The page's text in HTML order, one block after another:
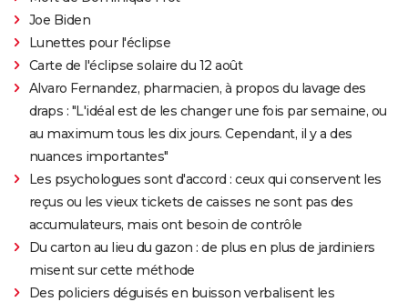
Joe Biden
Lunettes pour l'éclipse
Carte de l'éclipse solaire du 12 août
Alvaro Fernandez, pharmacien, à propos du lavage des
draps : "L'idéal est de les changer une fois par semaine, ou
au maximum tous les dix jours. Cependant, il y a des
nuances importantes"
Les psychologues sont d'accord : ceux qui conservent les
reçus ou les vieux tickets de caisses ne sont pas des
accumulateurs, mais ont besoin de contrôle
Du carton au lieu du gazon : de plus en plus de jardiniers
misent sur cette méthode
Des policiers déguisés en buisson verbalisent les